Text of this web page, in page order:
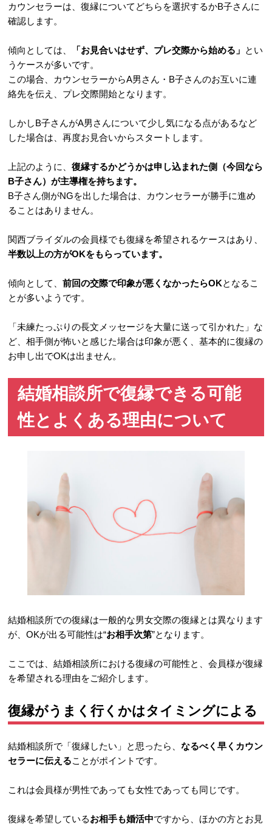
カウンセラーは、復縁についてどちらを選択するかB子さんに
確認します。
傾向としては、 「お見合いはせず、プレ交際から始める」 とい
うケースが多いです。
この場合、カウンセラーからA男さん・B子さんのお互いに連
絡先を伝え、プレ交際開始となります。
しかしB子さんがA男さんについて少し気になる点があるなど
した場合は、再度お見合いからスタートします。
上記のように、復縁するかどうかは申し込まれた側（今回なら
B子さん）が主導権を持ちます。
B子さん側がNGを出した場合は、カウンセラーが勝手に進め
ることはありません。
関西ブライダルの会員様でも復縁を希望されるケースはあり、
半数以上の方がOKをもらっています。
傾向として、前回の交際で印象が悪くなかったらOKとなるこ
とが多いようです。
「未練たっぷりの長文メッセージを大量に送って引かれた」な
ど、相手側が怖いと感じた場合は印象が悪く、基本的に復縁の
お申し出でOKは出ません。
結婚相談所で復縁できる可能
性とよくある理由について
結婚相談所での復縁は一般的な男女交際の復縁とは異なります
が、OKが出る可能性は“お相手次第”となります。
ここでは、結婚相談所における復縁の可能性と、会員様が復縁
を希望される理由をご紹介します。
復縁がうまく行くかはタイミングによる
結婚相談所で「復縁したい」と思ったら、なるべく早くカウン
セラーに伝えることがポイントです。
これは会員様が男性であっても女性であっても同じです。
復縁を希望しているお相手も婚活中ですから、ほかの方とお見